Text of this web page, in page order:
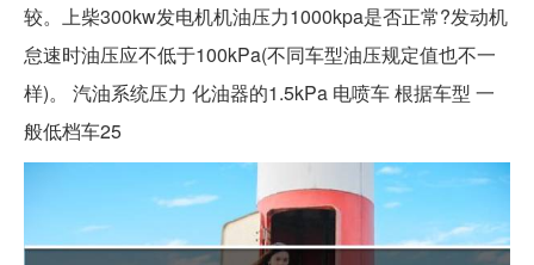
较。上柴300kw发电机机油压力1000kpa是否正常?发动机
怠速时油压应不低于100kPa(不同车型油压规定值也不一
样)。 汽油系统压力 化油器的1.5kPa 电喷车 根据车型 一
般低档车25